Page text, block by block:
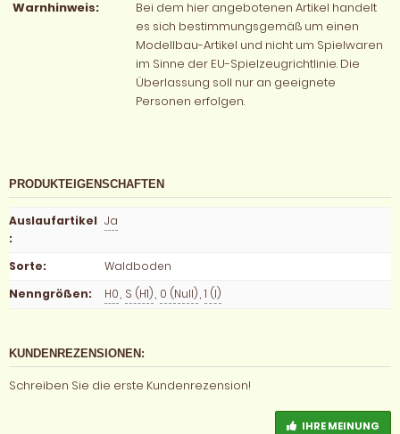
Warnhinweis:
Bei dem hier angebotenen Artikel handelt
es sich bestimmungsgemäß um einen
Modellbau-Artikel und nicht um Spielwaren
im Sinne der EU-Spielzeugrichtlinie. Die
Überlassung soll nur an geeignete
Personen erfolgen.
PRODUKTEIGENSCHAFTEN
Auslaufartikel
:
Ja
Sorte:
Waldboden
Nenngrößen: H0, S (H1), 0 (Null), 1 (I)
KUNDENREZENSIONEN:
Schreiben Sie die erste Kundenrezension!
IHRE MEINUNG